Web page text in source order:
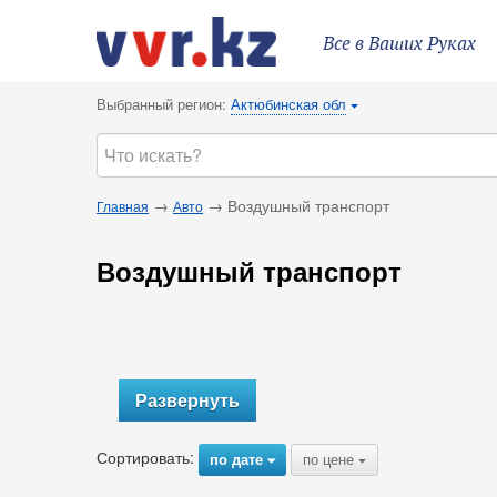
Все в Ваших Руках
Выбранный регион: Актюбинская обл {
Главная → Авто → Воздушный транспорт
Воздушный транспорт
Развернуть
Сортировать: по дате{ по цене {